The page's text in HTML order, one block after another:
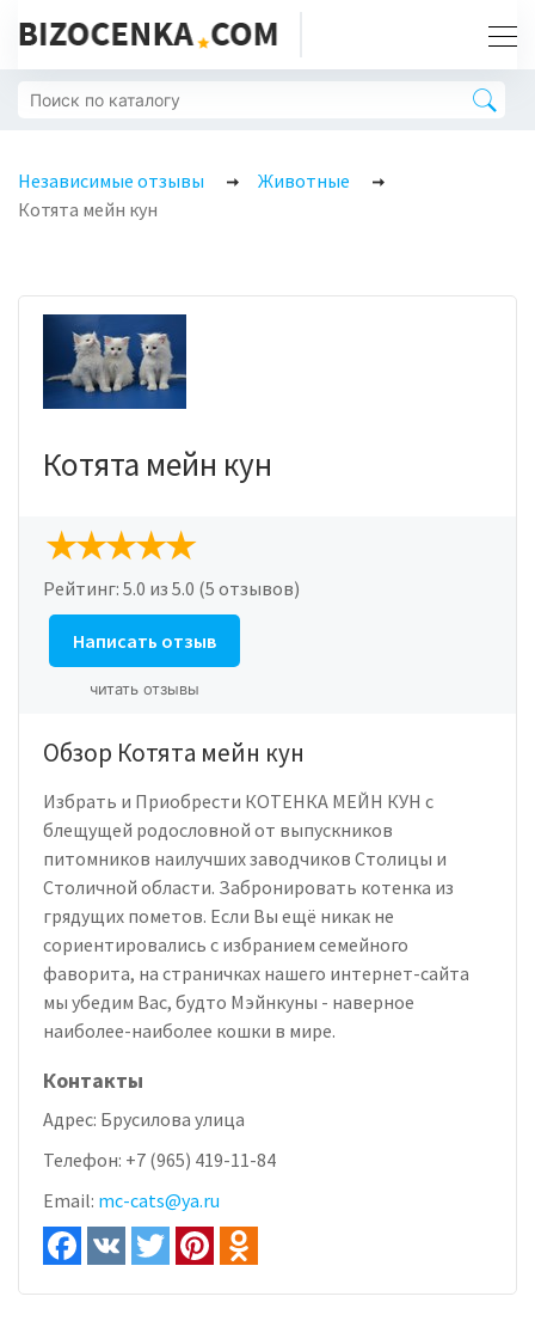
Независимые отзывы
Животные
Котята мейн кун
Котята мейн кун
Рейтинг: 5.0 из 5.0 (5 отзывов)
Написать отзыв
читать отзывы
Обзор Котята мейн кун
Избрать и Приобрести КОТЕНКА МЕЙН КУН с
блещущей родословной от выпускников
питомников наилучших заводчиков Столицы и
Столичной области. Забронировать котенка из
грядущих пометов. Eсли Вы ещё никак не
сориентировались с избранием семейного
фаворита, на страничках нашего интернет-сайта
мы убедим Вас, будто Мэйнкуны - наверное
наиболее-наиболее кошки в мире.
Контакты
Адрес: Брусилова улица
Телефон: +7 (965) 419-11-84
Email: mc-cats@ya.ru